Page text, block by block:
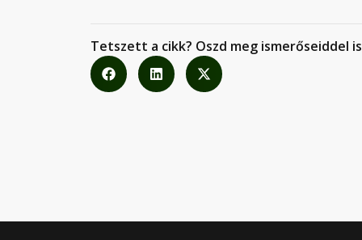
Tetszett a cikk? Oszd meg ismerőseiddel